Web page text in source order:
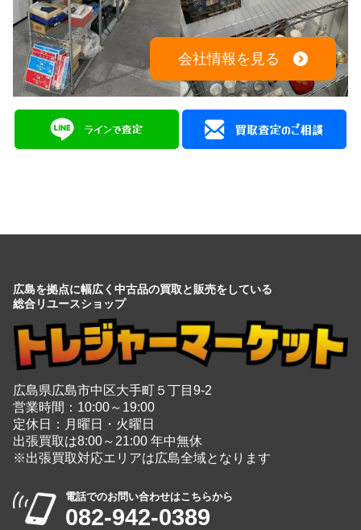
会社情報を見る
広島県広島市中区大手町５丁目9-2
営業時間：10:00～19:00
出張買取は8:00～21:00 年中無休
※出張買取対応エリアは広島全域となります
電話でのお問い合わせはこちらから
082-942-0389